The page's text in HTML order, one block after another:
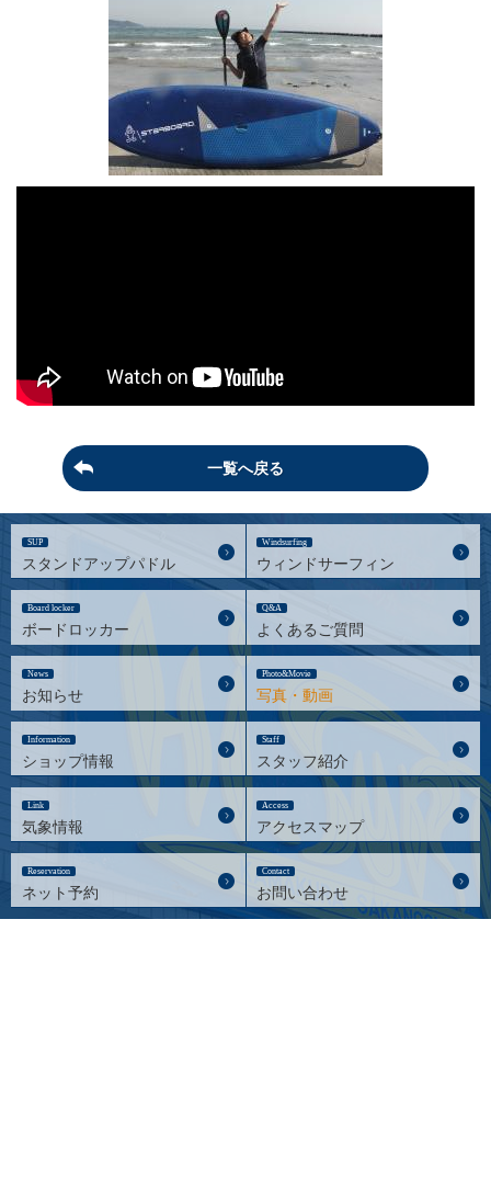
一覧へ戻る
SUP
スタンドアップパドル
Windsurfing
ウィンドサーフィン
Board locker
ボードロッカー
Q&A
よくあるご質問
News
お知らせ
Photo&Movie
写真・動画
Information
ショップ情報
Staff
スタッフ紹介
Link
気象情報
Access
アクセスマップ
Reservation
ネット予約
Contact
お問い合わせ